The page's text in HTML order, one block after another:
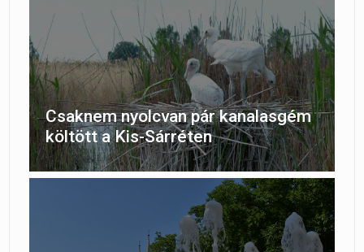
Csaknem nyolcvan pár kanalasgém
költött a Kis-Sárréten